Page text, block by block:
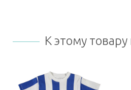
К этому